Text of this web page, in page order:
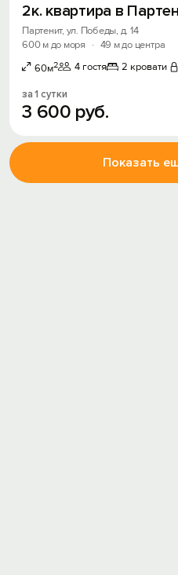
2к. квартира в
Партенит, ул. Победы, д. 14
600 м до моря
· 49 м до центра
60м2 4 гостя 2 кровати
за 1 сутки
3 600 руб.
Показать